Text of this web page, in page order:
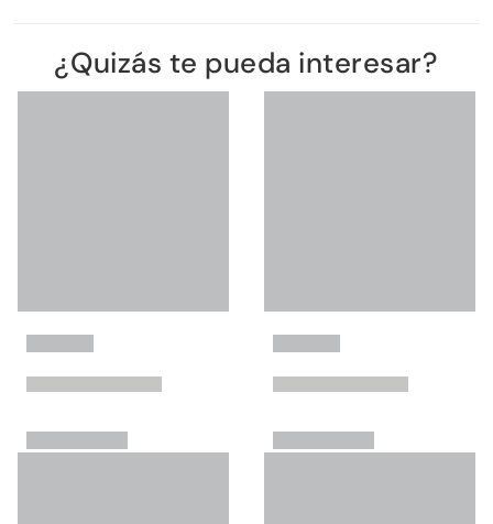
¿Quizás te pueda interesar?